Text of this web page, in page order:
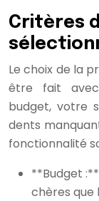
Critères
Le choix de la
être fait avec
budget, votre
dents
fonctionnalité
**Budget
chères que